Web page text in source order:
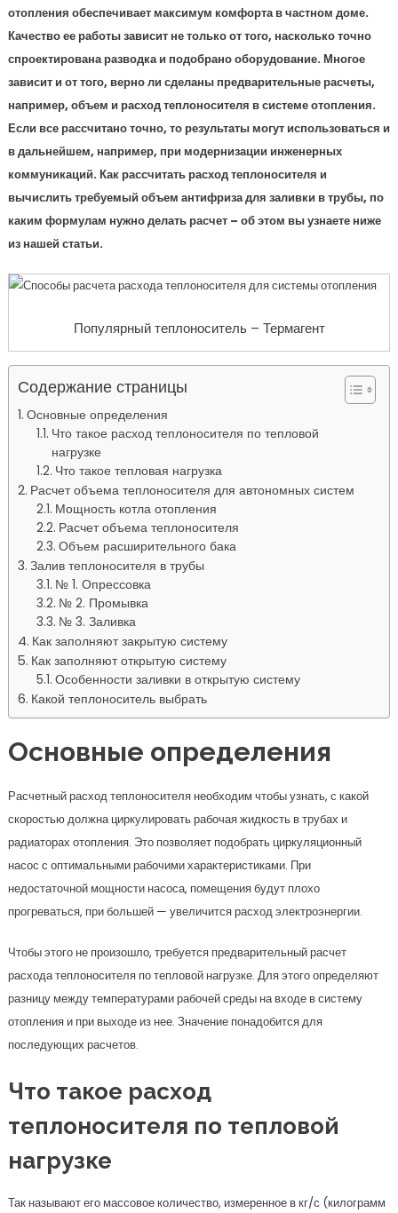
отопления обеспечивает максимум комфорта в частном доме.
Качество ее работы зависит не только от того, насколько точно
спроектирована разводка и подобрано оборудование. Многое
зависит и от того, верно ли сделаны предварительные расчеты,
например, объем и расход теплоносителя в системе отопления.
Если все рассчитано точно, то результаты могут использоваться и
в дальнейшем, например, при модернизации инженерных
коммуникаций. Как рассчитать расход теплоносителя и
вычислить требуемый объем антифриза для заливки в трубы, по
каким формулам нужно делать расчет – об этом вы узнаете ниже
из нашей статьи.
Популярный теплоноситель – Термагент
Содержание страницы
Основные определения
Что такое расход теплоносителя по тепловой
нагрузке
Что такое тепловая нагрузка
Расчет объема теплоносителя для автономных систем
Мощность котла отопления
Расчет объема теплоносителя
Объем расширительного бака
Залив теплоносителя в трубы
№ 1. Опрессовка
№ 2. Промывка
№ 3. Заливка
Как заполняют закрытую систему
Как заполняют открытую систему
Особенности заливки в открытую систему
Какой теплоноситель выбрать
Основные определения
Расчетный расход теплоносителя необходим чтобы узнать, с какой
скоростью должна циркулировать рабочая жидкость в трубах и
радиаторах отопления. Это позволяет подобрать циркуляционный
насос с оптимальными рабочими характеристиками. При
недостаточной мощности насоса, помещения будут плохо
прогреваться, при большей — увеличится расход электроэнергии.
Чтобы этого не произошло, требуется предварительный расчет
расхода теплоносителя по тепловой нагрузке. Для этого определяют
разницу между температурами рабочей среды на входе в систему
отопления и при выходе из нее. Значение понадобится для
последующих расчетов.
Что такое расход
теплоносителя по тепловой
нагрузке
Так называют его массовое количество, измеренное в кг/с (килограмм